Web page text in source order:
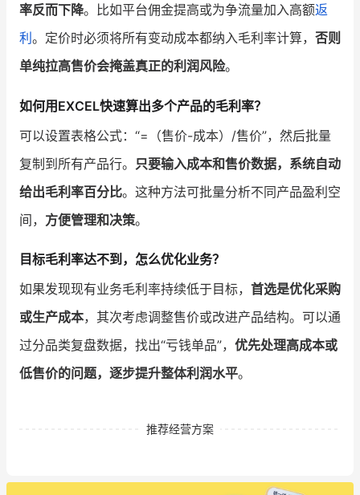
率反而下降。比如平台佣金提高或为争流量加入高额返
利 。定价时必须将所有变动成本都纳入毛利率计算， 否则
单纯拉高售价会掩盖真正的利润风险。
如何用EXCEL快速算出多个产品的毛利率？
可以设置表格公式：“=（售价-成本）/售价”，然后批量
复制到所有产品行。 只要输入成本和售价数据，系统自动
给出毛利率百分比。这种方法可批量分析不同产品盈利空
间， 方便管理和决策。
目标毛利率达不到，怎么优化业务？
如果发现现有业务毛利率持续低于目标， 首选是优化采购
或生产成本，其次考虑调整售价或改进产品结构。可以通
过分品类复盘数据，找出“亏钱单品”， 优先处理高成本或
低售价的问题，逐步提升整体利润水平。
推荐经营方案